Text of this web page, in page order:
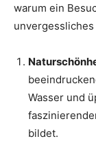
warum ein
Wasser und
bildet.